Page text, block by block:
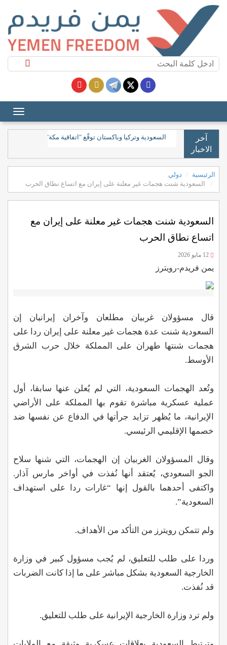
آخر
الاخبار
السعودية وتركيا وباكستان توقع اتفاق دفاع مشترك
الرئيسية
دولي
السعودية شنت هجمات غير معلنة على إيران مع اتساع نطاق الحرب
السعودية شنت هجمات غير معلنة على إيران مع
اتساع نطاق الحرب
يمن فريدم-رويترز
قال مسؤولان غربيان مطلعان وآخران إيرانيان إن
السعودية شنت عدة هجمات غير معلنة على إيران ردا على
هجمات شنتها طهران على المملكة خلال حرب الشرق
الأوسط.
وتُعد الهجمات السعودية، التي لم يُعلن عنها سابقا، أول
عملية عسكرية مباشرة تقوم بها المملكة على الأراضي
الإيرانية، ما يُظهر تزايد جرأتها في الدفاع عن نفسها ضد
خصمها الإقليمي الرئيسي.
وقال المسؤولان الغربيان إن الهجمات، التي شنها سلاح
الجو السعودي، يُعتقد أنها نُفذت في أواخر مارس آذار.
واكتفى أحدهما بالقول إنها “غارات ردا على استهداف
السعودية”.
ولم تتمكن رويترز من التأكد من الأهداف.
وردا على طلب للتعليق، لم يُجب مسؤول كبير في وزارة
الخارجية السعودية بشكل مباشر على ما إذا كانت الضربات
قد نُفذت.
ولم ترد وزارة الخارجية الإيرانية على طلب للتعليق.